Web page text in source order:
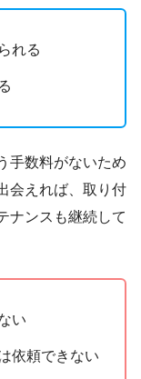
れる
手数料がないため
会えれば、取り付
ナンスも継続して
い
依頼できない